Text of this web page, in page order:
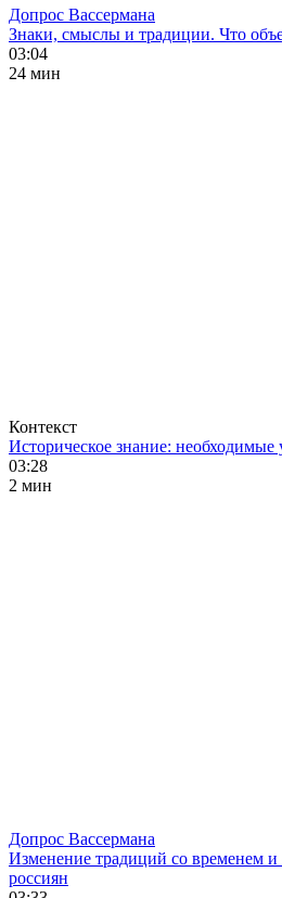
Допрос Вассермана
Знаки, смыслы и традиции. Что
03:04
24 мин
Контекст
Историческое знание: необходимые
03:28
2 мин
Допрос Вассермана
Изменение традиций со временем
россиян